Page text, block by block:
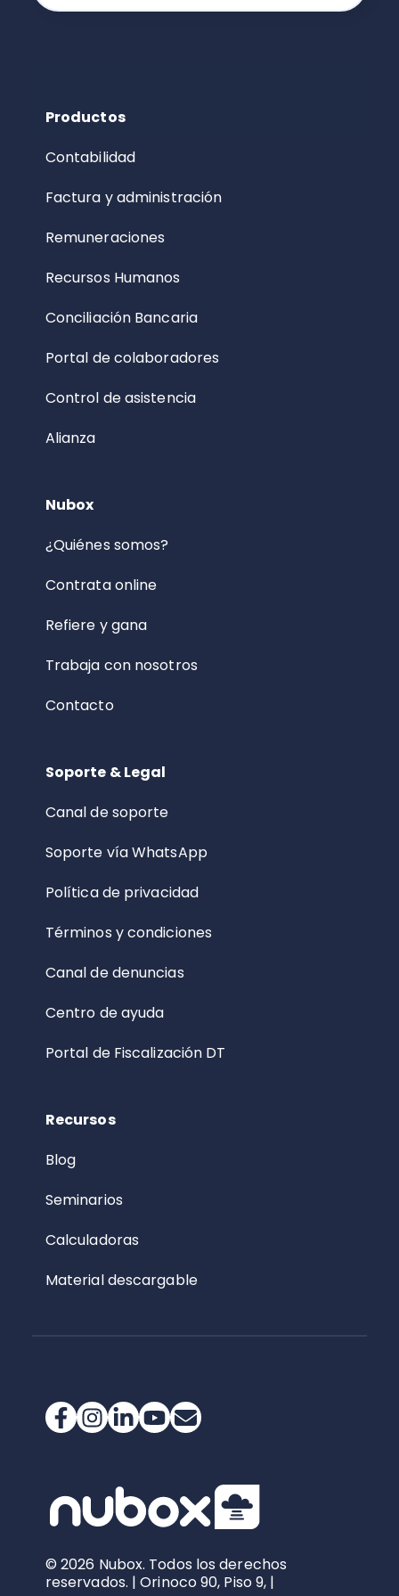
Productos
Contabilidad
Factura y administración
Remuneraciones
Recursos Humanos
Conciliación Bancaria
Portal de colaboradores
Control de asistencia
Alianza
Nubox
¿Quiénes somos?
Contrata online
Refiere y gana
Trabaja con nosotros
Contacto
Soporte & Legal
Canal de soporte
Soporte vía WhatsApp
Política de privacidad
Términos y condiciones
Canal de denuncias
Centro de ayuda
Portal de Fiscalización DT
Recursos
Blog
Seminarios
Calculadoras
Material descargable
© 2026 Nubox. Todos los derechos
reservados. | Orinoco 90, Piso 9, |